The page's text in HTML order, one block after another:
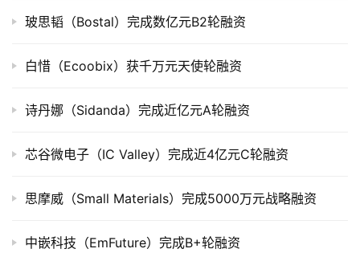
市
创
数
业
学
玻思韬（Bostal）完成数亿元B2轮融资
白惜（Ecoobix）获千万元天使轮融资
诗丹娜（Sidanda）完成近亿元A轮融资
芯谷微电子（IC Valley）完成近4亿元C轮融资
思摩威（Small Materials）完成5000万元战略融资
中嵌科技（EmFuture）完成B+轮融资